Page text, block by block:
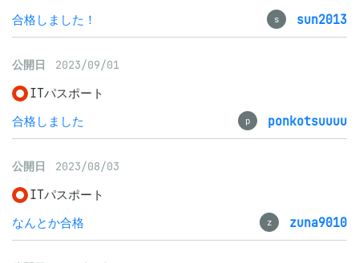
合格しました！
s sun2013
公開日 2023/09/01
ITパスポート
合格しました
p ponkotsuuuu
公開日 2023/08/03
ITパスポート
なんとか合格
z zuna9010